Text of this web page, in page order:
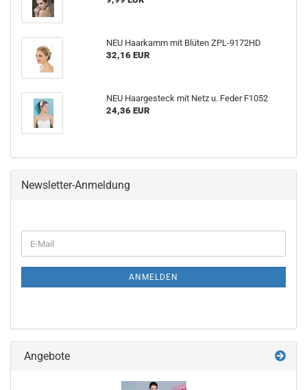
NEU Haarkamm mit Blüten ZPL-9172HD
32,16 EUR
NEU Haargesteck mit Netz u. Feder F1052
24,36 EUR
Newsletter-Anmeldung
ZUR
E-
Mail
ANMELDEN
Angebote